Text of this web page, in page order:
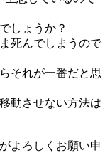
しょうか？
死んでしまうので
それが一番だと思
動させない方法は
よろしくお願い申